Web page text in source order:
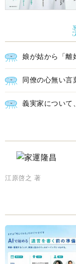
娘が姑から「離
同僚の心無い言
義実家について
江原啓之 著